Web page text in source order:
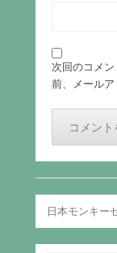
次回のコメ
前、メールア
日本モンキー